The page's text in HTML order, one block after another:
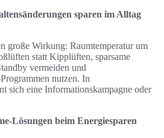
sparen im Alltag
große Wirkung: Raumtemperatur um
statt Kipplüften, sparsame
vermeiden und
nutzen. In
sich eine Informationskampagne oder
Lösungen beim Energiesparen